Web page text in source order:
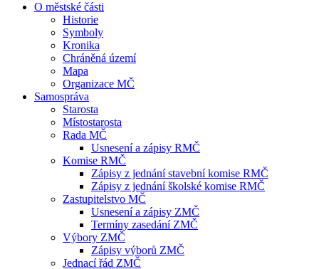
O městské části
Historie
Symboly
Kronika
Chráněná území
Mapa
Organizace MČ
Samospráva
Starosta
Místostarosta
Rada MČ
Usnesení a zápisy RMČ
Komise RMČ
Zápisy z jednání stavební komise RMČ
Zápisy z jednání školské komise RMČ
Zastupitelstvo MČ
Usnesení a zápisy ZMČ
Termíny zasedání ZMČ
Výbory ZMČ
Zápisy výborů ZMČ
Jednací řád ZMČ